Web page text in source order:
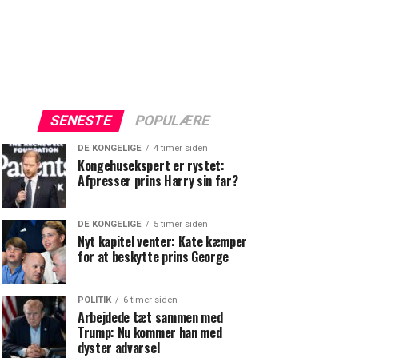
SENESTE POPULÆRE
DE KONGELIGE 4 timer siden
Kongehusekspert er rystet:
Afpresser prins Harry sin far?
DE KONGELIGE 5 timer siden
Nyt kapitel venter: Kate kæmper
for at beskytte prins George
POLITIK 6 timer siden
Arbejdede tæt sammen med
Trump: Nu kommer han med
dyster advarsel